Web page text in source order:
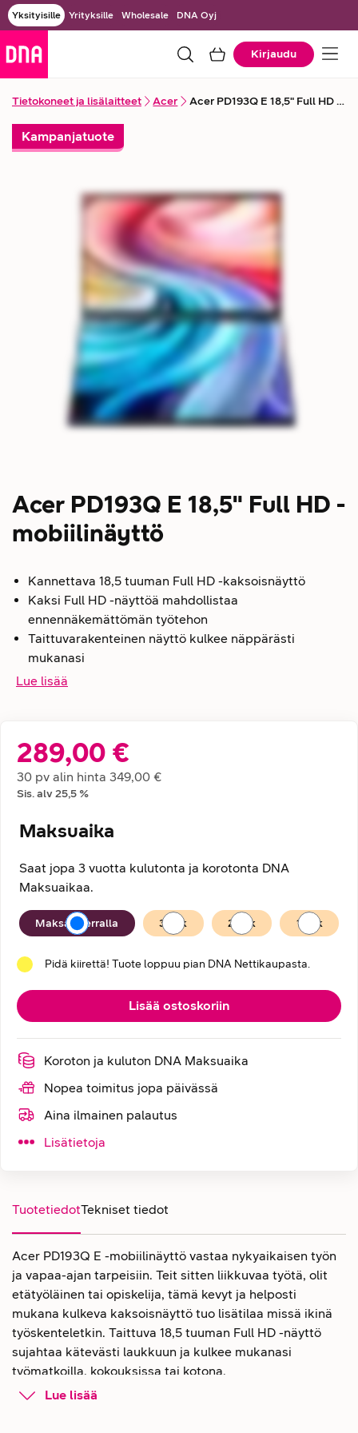
Yksityisille Yrityksille Wholesale DNA Oyj
Kirjaudu
Tietokoneet ja lisälaitteet Acer Acer PD193Q E 18,5" Full HD -mobiilinäyttö
Kampanjatuote
Acer PD193Q E 18,5" Full HD -
mobiilinäyttö
Kannettava 18,5 tuuman Full HD -kaksoisnäyttö
Kaksi Full HD -näyttöä mahdollistaa
ennennäkemättömän työtehon
Taittuvarakenteinen näyttö kulkee näppärästi
mukanasi
Lue lisää
Hintatiedot
289,00 €
30 pv alin hinta 349,00 €
Sis. alv25,5 %
Maksuaika
Saat jopa 3 vuotta kulutonta ja korotonta DNA
Maksuaikaa.
Maksuaika
Maksan kerralla 36 kk 24 kk 12 kk
Pidä kiirettä! Tuote loppuu pian DNA Nettikaupasta.
Lisää ostoskoriin
Koroton ja kuluton DNA Maksuaika
Nopea toimitus jopa päivässä
Aina ilmainen palautus
Lisätietoja
TuotetiedotTekniset tiedot
Acer PD193Q E -mobiilinäyttö vastaa nykyaikaisen työn
ja vapaa-ajan tarpeisiin. Teit sitten liikkuvaa työtä, olit
etätyöläinen tai opiskelija, tämä kevyt ja helposti
mukana kulkeva kaksoisnäyttö tuo lisätilaa missä ikinä
työskenteletkin. Taittuva 18,5 tuuman Full HD -näyttö
sujahtaa kätevästi laukkuun ja kulkee mukanasi
työmatkoilla, kokouksissa tai kotona.
Acer PD193Q E -mobiilinäyttö
Lue lisää